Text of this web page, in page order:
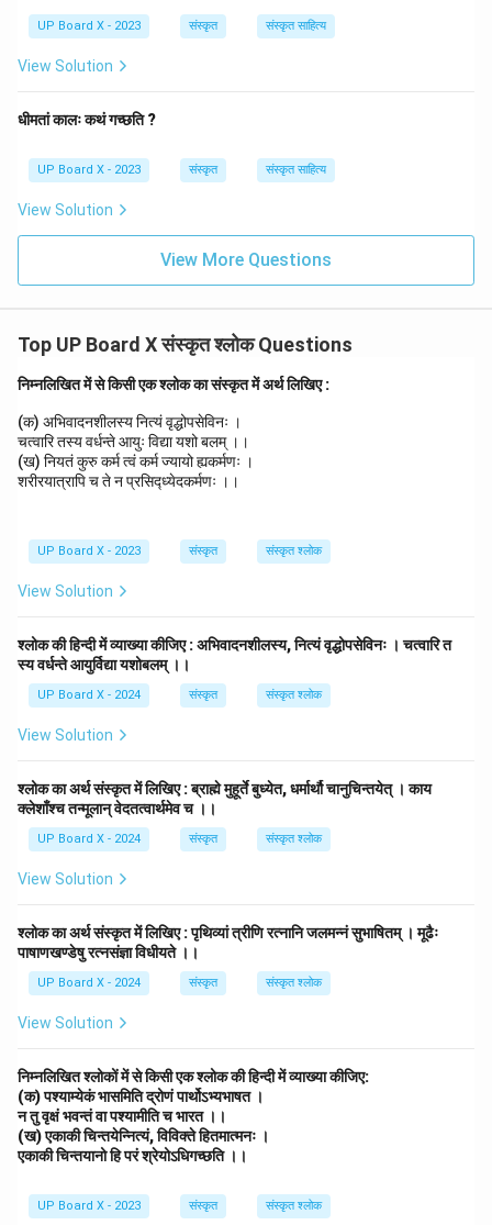
UP Board X - 2023 संस्कृत संस्कृत साहित्य
View Solution
धीमतां कालः कथं गच्छति ?
UP Board X - 2023 संस्कृत संस्कृत साहित्य
View Solution
View More Questions
Top UP Board X संस्कृत श्लोक Questions
निम्नलिखित में से किसी एक श्लोक का संस्कृत में अर्थ लिखिए :
(क) अभिवादनशीलस्य नित्यं वृद्धोपसेविनः ।
चत्वारि तस्य वर्धन्ते आयुः विद्या यशो बलम् ।।
(ख) नियतं कुरु कर्म त्वं कर्म ज्यायो ह्यकर्मणः ।
शरीरयात्रापि च ते न प्रसिद्ध्येदकर्मणः ।।
UP Board X - 2023 संस्कृत संस्कृत श्लोक
View Solution
श्लोक की हिन्दी में व्याख्या कीजिए : अभिवादनशीलस्य, नित्यं वृद्धोपसेविनः । चत्वारि त
स्य वर्धन्ते आयुर्विद्या यशोबलम् ।।
UP Board X - 2024 संस्कृत संस्कृत श्लोक
View Solution
श्लोक का अर्थ संस्कृत में लिखिए : ब्राह्मे मुहूर्ते बुध्येत, धर्मार्थौ चानुचिन्तयेत् । काय
क्लेशाँश्च तन्मूलान् वेदतत्वार्थमेव च ।।
UP Board X - 2024 संस्कृत संस्कृत श्लोक
View Solution
श्लोक का अर्थ संस्कृत में लिखिए : पृथिव्यां त्रीणि रत्नानि जलमन्नं सुभाषितम् । मूढैः
पाषाणखण्डेषु रत्नसंज्ञा विधीयते ।।
UP Board X - 2024 संस्कृत संस्कृत श्लोक
View Solution
निम्नलिखित श्लोकों में से किसी एक श्लोक की हिन्दी में व्याख्या कीजिए:
(क) पश्याम्येकं भासमिति द्रोणं पार्थोऽभ्यभाषत ।
न तु वृक्षं भवन्तं वा पश्यामीति च भारत ।।
(ख) एकाकी चिन्तयेन्नित्यं, विविक्ते हितमात्मनः ।
एकाकी चिन्तयानो हि परं श्रेयोऽधिगच्छति ।।
UP Board X - 2023 संस्कृत संस्कृत श्लोक